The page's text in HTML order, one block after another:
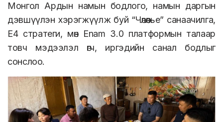
Монгол Ардын намын бодлого, намын даргын
дэвшүүлэн хэрэгжүүлж буй “Чөлөөлье” санаачилга,
E4 стратеги, мөн Enam 3.0 платформын талаар
товч мэдээлэл өгч, иргэдийн санал бодлыг
сонслоо.